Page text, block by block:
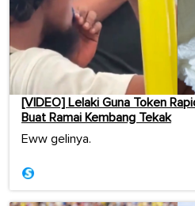
[VIDEO] Lelaki Guna Token
Buat Ramai Kembang Tekak
Eww gelinya.